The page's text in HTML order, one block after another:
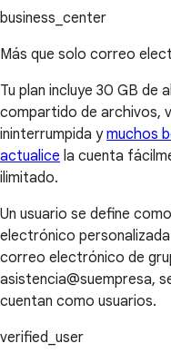
business_center
Más que solo correo
Tu plan incluye 30 GB de
compartido de archivos,
ininterrumpida ymuchos
actualice la cuenta
ilimitado.
Un usuario se define
electrónico
correo electrónico de
asistencia@suempresa,
cuentan como usuarios.
verified_user